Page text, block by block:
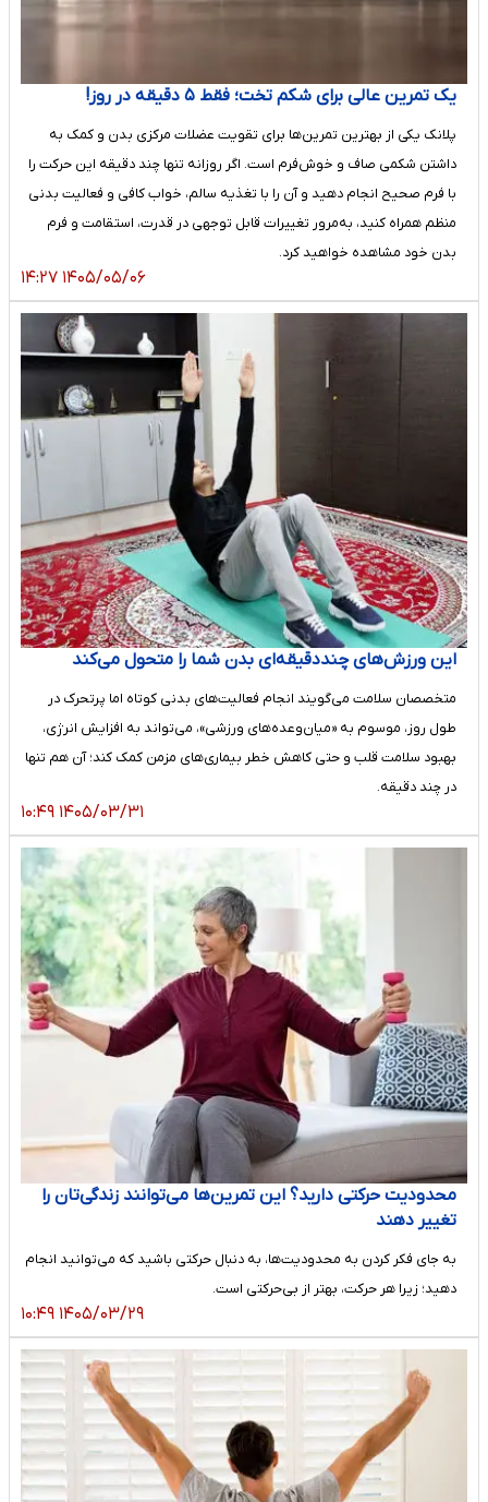
یک تمرین عالی برای شکم تخت؛ فقط ۵ دقیقه در روز!
پلانک یکی از بهترین تمرین‌ها برای تقویت عضلات مرکزی بدن و کمک به
داشتن شکمی صاف و خوش‌فرم است. اگر روزانه تنها چند دقیقه این حرکت را
با فرم صحیح انجام دهید و آن را با تغذیه سالم، خواب کافی و فعالیت بدنی
منظم همراه کنید، به‌مرور تغییرات قابل توجهی در قدرت، استقامت و فرم
بدن خود مشاهده خواهید کرد.
۱۴۰۵/۰۵/۰۶ ۱۴:۲۷
این ورزش‌های چنددقیقه‌ای بدن شما را متحول می‌کند
متخصصان سلامت می‌گویند انجام فعالیت‌های بدنی کوتاه اما پرتحرک در
طول روز، موسوم به «میان‌وعده‌های ورزشی»، می‌تواند به افزایش انرژی،
بهبود سلامت قلب و حتی کاهش خطر بیماری‌های مزمن کمک کند؛ آن هم تنها
در چند دقیقه.
۱۴۰۵/۰۳/۳۱ ۱۰:۴۹
محدودیت حرکتی دارید؟ این تمرین‌ها می‌توانند زندگی‌تان را
تغییر دهند
به جای فکر کردن به محدودیت‌ها، به دنبال حرکتی باشید که می‌توانید انجام
دهید؛ زیرا هر حرکت، بهتر از بی‌حرکتی است.
۱۴۰۵/۰۳/۲۹ ۱۰:۴۹